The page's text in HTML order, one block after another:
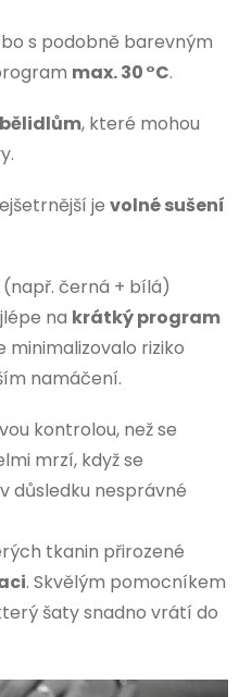
s podobně barevným
max. 30 °C.
, které mohou
je volné sušení
(např. černá + bílá)
na krátký program
minimalizovalo riziko
namáčení.
kontrolou, než se
mrzí, když se
důsledku nesprávné
tkanin přirozené
. Skvělým pomocníkem
šaty snadno vrátí do